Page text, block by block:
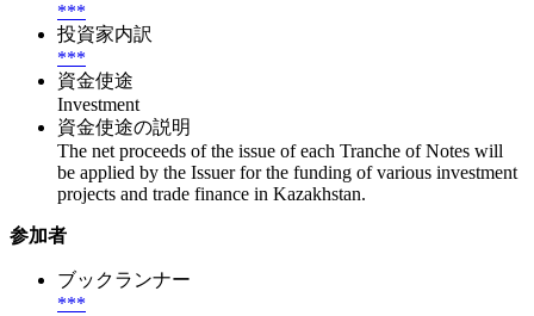
***
投資家内訳
***
資金使途
Investment
資金使途の説明
The net proceeds of the issue of each Tranche of Notes will
be applied by the Issuer for the funding of various investment
projects and trade finance in Kazakhstan.
参加者
ブックランナー
***